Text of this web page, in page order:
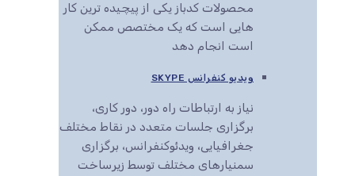
محصولات کدباز یکی از پیچیده ترین کار
هایی است که یک مختصص ممکن
است انجام دهد
ویدیو کنفرانس SKYPE
نیاز به ارتباطات راه دور، دور کاری،
برگزاری جلسات متعدد در نقاط مختلف
جغرافیایی، ویدئوکنفرانس، برگزاری
سمنیارهای مختلف توسط زیرساخت